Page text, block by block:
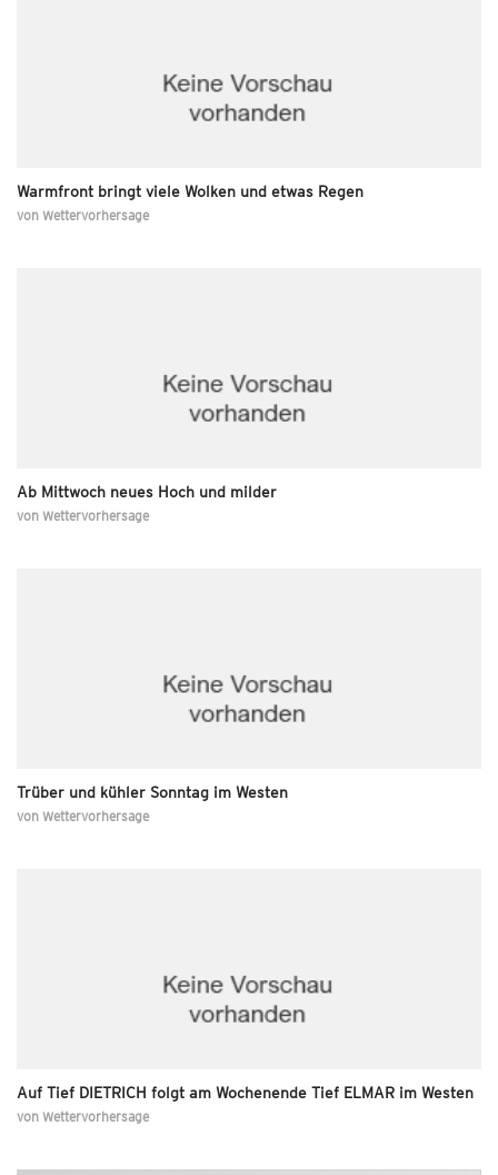
Warmfront bringt viele Wolken und etwas Regen
von Wettervorhersage
Ab Mittwoch neues Hoch und milder
von Wettervorhersage
Trüber und kühler Sonntag im Westen
von Wettervorhersage
Auf Tief DIETRICH folgt am Wochenende Tief ELMAR im Westen
von Wettervorhersage